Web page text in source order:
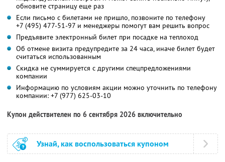
обновите страницу еще раз
Если письмо с билетами не пришло, позвоните по телефону
+7 (495) 477-51-97 и менеджеры помогут вам решить вопрос
Предъявите электронный билет при посадке на теплоход
Об отмене визита предупредите за 24 часа, иначе билет будет
считаться использованным
Скидка не суммируется с другими спецпредложениями
компании
Информацию по условиям акции можно уточнить по телефону
компании: +7 (977) 625-03-10
Купон действителен по 6 сентября 2026 включительно
Узнай, как воспользоваться купоном